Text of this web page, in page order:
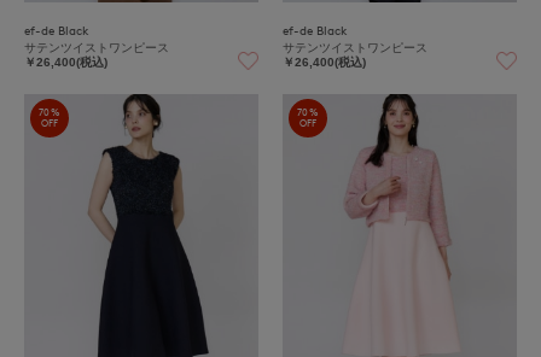
ef-de Black
サテンツイストワンピース
￥26,400(税込)
ef-de Black
サテンツイストワンピース
￥26,400(税込)
70%
OFF
70%
OFF